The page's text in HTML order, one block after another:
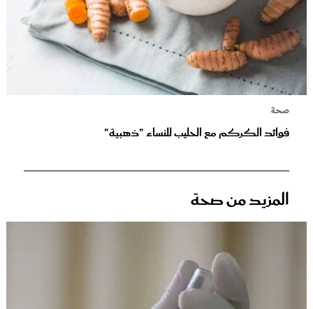
صحة
فوائد الكركم مع الحليب للنساء "ذهبية"
المزيد من صحة